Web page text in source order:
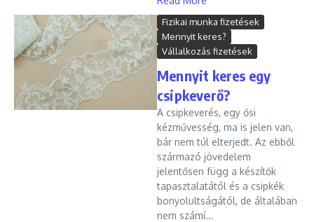
Fizikai munka fizetések
Mennyit keres?
Vállalkozás fizetések
Mennyit keres egy
csipkeverő?
A csipkeverés, egy ősi
kézművesség, ma is jelen van,
bár nem túl elterjedt. Az ebből
származó jövedelem
jelentősen függ a készítők
tapasztalatától és a csipkék
bonyolultságától, de általában
nem számí...